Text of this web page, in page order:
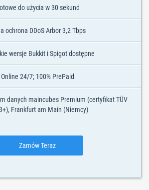
do użycia w 30 sekund
ochrona DDoS Arbor 3,2 Tbps
wersje Bukkit i Spigot dostępne
Online 24/7; 100% PrePaid
danych maincubes Premium (certyfikat TÜV
Frankfurt am Main (Niemcy)
Zamów Teraz